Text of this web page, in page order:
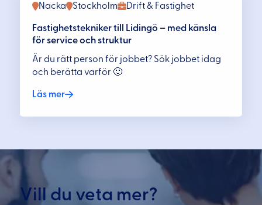
Drift & Fastighet
Nacka Stockholm
Fastighetstekniker till Lidingö – med känsla
för service och struktur
Är du rätt person för jobbet? Sök jobbet idag
och berätta varför 🙂
Läs mer
Vill du veta mer?